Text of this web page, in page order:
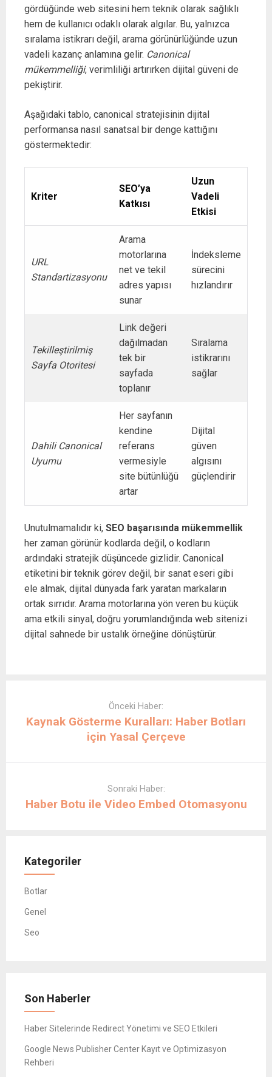
gördüğünde web sitesini hem teknik olarak sağlıklı
hem de kullanıcı odaklı olarak algılar. Bu, yalnızca
sıralama istikrarı değil, arama görünürlüğünde uzun
vadeli kazanç anlamına gelir. Canonical
mükemmelliği, verimliliği artırırken dijital güveni de
pekiştirir.
Aşağıdaki tablo, canonical stratejisinin dijital
performansa nasıl sanatsal bir denge kattığını
göstermektedir:
Kriter
SEO’ya
Katkısı
Uzun
Vadeli
Etkisi
URL
Standartizasyonu
Arama
motorlarına
net ve tekil
adres yapısı
sunar
İndeksleme
sürecini
hızlandırır
Tekilleştirilmiş
Sayfa Otoritesi
Link değeri
dağılmadan
tek bir
sayfada
toplanır
Sıralama
istikrarını
sağlar
Dahili Canonical
Uyumu
Her sayfanın
kendine
referans
vermesiyle
site bütünlüğü
artar
Dijital
güven
algısını
güçlendirir
Unutulmamalıdır ki, SEO başarısında mükemmellik
her zaman görünür kodlarda değil, o kodların
ardındaki stratejik düşüncede gizlidir. Canonical
etiketini bir teknik görev değil, bir sanat eseri gibi
ele almak, dijital dünyada fark yaratan markaların
ortak sırrıdır. Arama motorlarına yön veren bu küçük
ama etkili sinyal, doğru yorumlandığında web sitenizi
dijital sahnede bir ustalık örneğine dönüştürür.
Önceki Haber:
Kaynak Gösterme Kuralları: Haber Botları
için Yasal Çerçeve
Sonraki Haber:
Haber Botu ile Video Embed Otomasyonu
Kategoriler
Botlar
Genel
Seo
Son Haberler
Haber Sitelerinde Redirect Yönetimi ve SEO Etkileri
Google News Publisher Center Kayıt ve Optimizasyon
Rehberi